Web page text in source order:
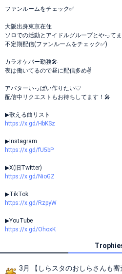
ファンルームをチェック✅
大阪出身東京在住
ソロでの活動とアイドルグループとやってま
不定期配信(ファンルームをチェック✅)
カラオケバー勤務🎤
夜は働いてるので昼に配信多め✌️
アバターいっぱい作りたい♡
配信中リクエストもお待ちしてます！🎤
▶歌える曲リスト
https://x.gd/HbKSz
▶Instagram
https://x.gd/fU5bP
▶X(旧Twitter)
https://x.gd/NioGZ
▶TikTok
https://x.gd/RzpyW
▶YouTube
https://x.gd/OhoxK
3月 【しらスタのおしらさんも審